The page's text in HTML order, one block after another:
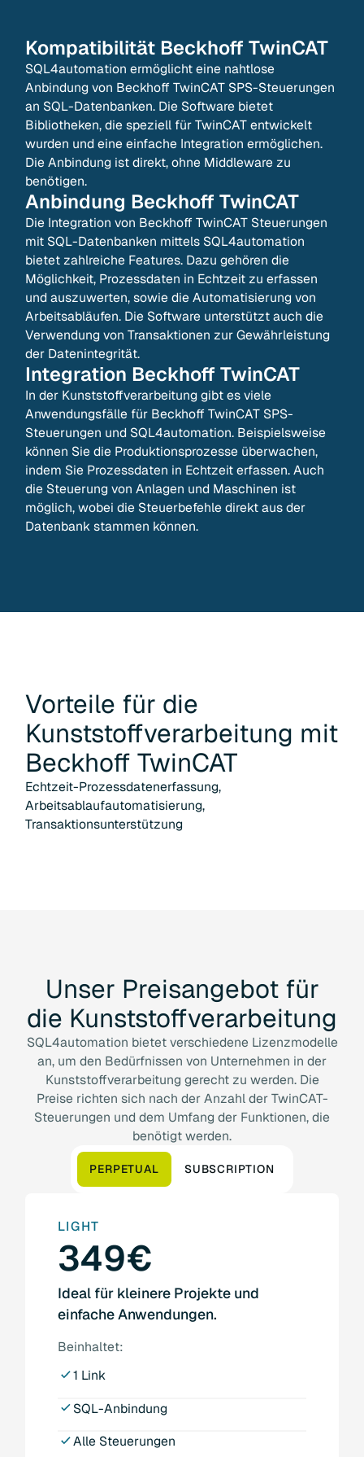
Kompatibilität Beckhoff TwinCAT
SQL4automation ermöglicht eine nahtlose
Anbindung von Beckhoff TwinCAT SPS-Steuerungen
an SQL-Datenbanken. Die Software bietet
Bibliotheken, die speziell für TwinCAT entwickelt
wurden und eine einfache Integration ermöglichen.
Die Anbindung ist direkt, ohne Middleware zu
benötigen.
Anbindung Beckhoff TwinCAT
Die Integration von Beckhoff TwinCAT Steuerungen
mit SQL-Datenbanken mittels SQL4automation
bietet zahlreiche Features. Dazu gehören die
Möglichkeit, Prozessdaten in Echtzeit zu erfassen
und auszuwerten, sowie die Automatisierung von
Arbeitsabläufen. Die Software unterstützt auch die
Verwendung von Transaktionen zur Gewährleistung
der Datenintegrität.
Integration Beckhoff TwinCAT
In der Kunststoffverarbeitung gibt es viele
Anwendungsfälle für Beckhoff TwinCAT SPS-
Steuerungen und SQL4automation. Beispielsweise
können Sie die Produktionsprozesse überwachen,
indem Sie Prozessdaten in Echtzeit erfassen. Auch
die Steuerung von Anlagen und Maschinen ist
möglich, wobei die Steuerbefehle direkt aus der
Datenbank stammen können.
Vorteile für die
Kunststoffverarbeitung mit
Beckhoff TwinCAT
Echtzeit-Prozessdatenerfassung,
Arbeitsablaufautomatisierung,
Transaktionsunterstützung
Unser Preisangebot für
die Kunststoffverarbeitung
SQL4automation bietet verschiedene Lizenzmodelle
an, um den Bedürfnissen von Unternehmen in der
Kunststoffverarbeitung gerecht zu werden. Die
Preise richten sich nach der Anzahl der TwinCAT-
Steuerungen und dem Umfang der Funktionen, die
benötigt werden.
PERPETUAL SUBSCRIPTION
LIGHT
349€
Ideal für kleinere Projekte und
einfache Anwendungen.
Beinhaltet:
1 Link
SQL-Anbindung
Alle Steuerungen